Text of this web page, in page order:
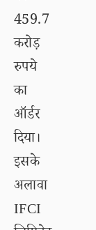
459.7
करोड़
रुपये
का
ऑर्डर
दिया।
इसके
अलावा
IFCI